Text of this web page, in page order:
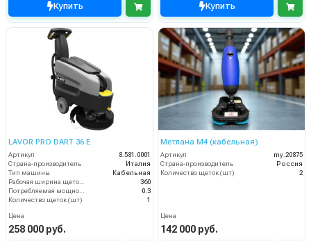
Купить Купить
LAVOR PRO DART 36 E
Артикул
8.581.0001
Страна-производитель
Италия
Тип машины
Кабельная
360
0.3
Количество щеток (шт)
1
Цена
258 000 руб.
Метлана М4 (кабельная)
Артикул
my.20875
Страна-производитель
Россия
Количество щеток (шт)
2
Цена
142 000 руб.